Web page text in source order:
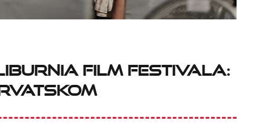
Film Festivala: